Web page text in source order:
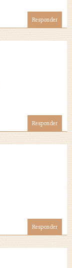
Responder
Responder
Responder